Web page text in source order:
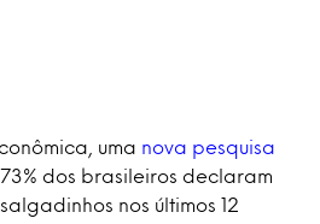
uma nova pesquisa
dos brasileiros declaram
nos últimos 12